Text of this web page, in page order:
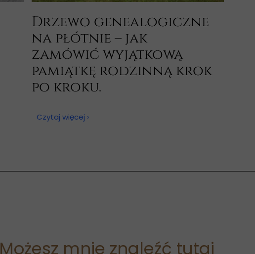
Drzewo genealogiczne
na płótnie – jak
zamówić wyjątkową
pamiątkę rodzinną krok
po kroku.
Czytaj więcej ›
Możesz mnie znaleźć tutaj